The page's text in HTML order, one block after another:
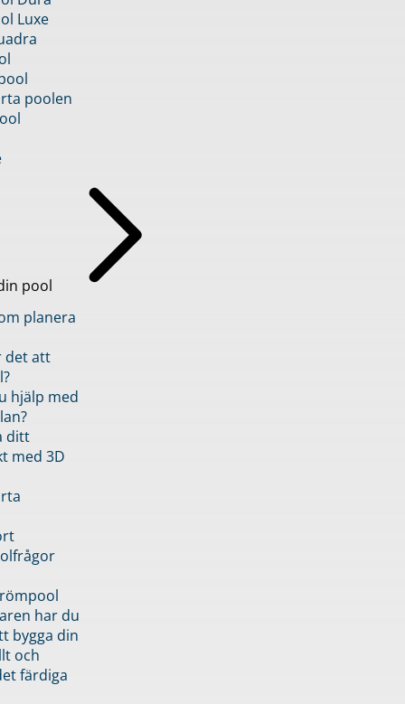
Luxe
poolen
pool
planera
det att
hjälp med
ditt
med 3D
har du
bygga din
och
färdiga